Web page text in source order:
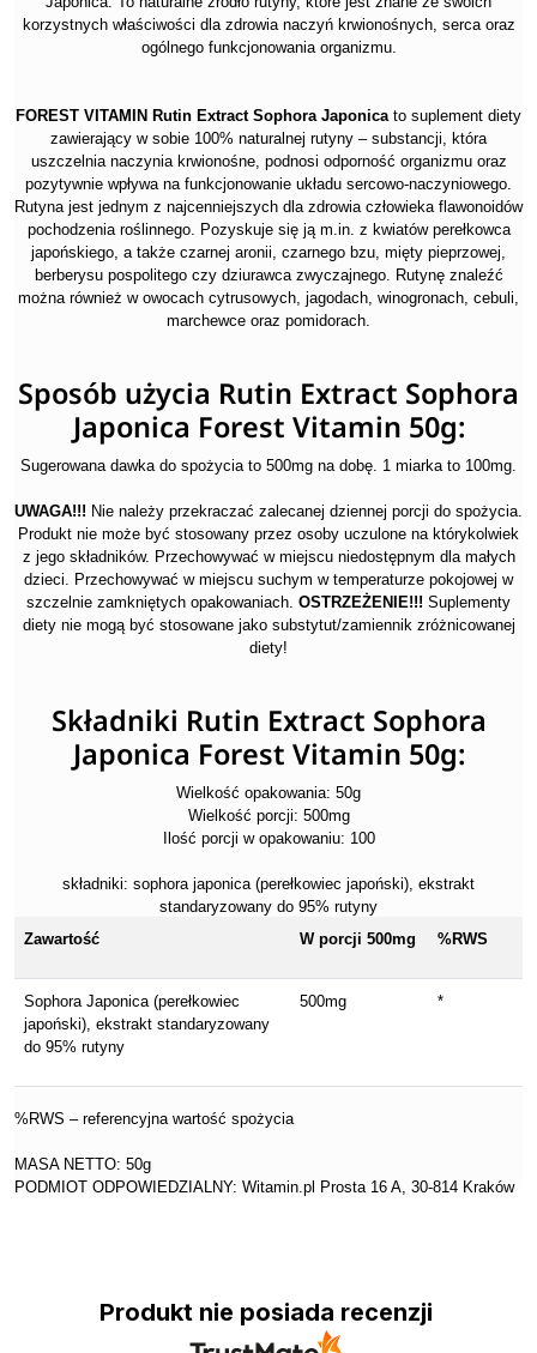
korzystnych właściwości dla zdrowia naczyń krwionośnych, serca oraz
ogólnego funkcjonowania organizmu.
FOREST VITAMIN Rutin Extract Sophora Japonica to suplement diety
zawierający w sobie 100% naturalnej rutyny – substancji, która
uszczelnia naczynia krwionośne, podnosi odporność organizmu oraz
pozytywnie wpływa na funkcjonowanie układu sercowo-naczyniowego.
Rutyna jest jednym z najcenniejszych dla zdrowia człowieka flawonoidów
pochodzenia roślinnego. Pozyskuje się ją m.in. z kwiatów perełkowca
japońskiego, a także czarnej aronii, czarnego bzu, mięty pieprzowej,
berberysu pospolitego czy dziurawca zwyczajnego. Rutynę znaleźć
można również w owocach cytrusowych, jagodach, winogronach, cebuli,
marchewce oraz pomidorach.
Sposób użycia Rutin Extract Sophora
Japonica Forest Vitamin 50g:
Sugerowana dawka do spożycia to 500mg na dobę. 1 miarka to 100mg.
UWAGA!!! Nie należy przekraczać zalecanej dziennej porcji do spożycia.
Produkt nie może być stosowany przez osoby uczulone na którykolwiek
z jego składników. Przechowywać w miejscu niedostępnym dla małych
dzieci. Przechowywać w miejscu suchym w temperaturze pokojowej w
szczelnie zamkniętych opakowaniach. OSTRZEŻENIE!!! Suplementy
diety nie mogą być stosowane jako substytut/zamiennik zróżnicowanej
diety!
Składniki Rutin Extract Sophora
Japonica Forest Vitamin 50g:
Wielkość opakowania: 50g
Wielkość porcji: 500mg
Ilość porcji w opakowaniu: 100
składniki: sophora japonica (perełkowiec japoński), ekstrakt
standaryzowany do 95% rutyny
Zawartość
W porcji 500mg %RWS
Sophora Japonica (perełkowiec
japoński), ekstrakt standaryzowany
do 95% rutyny
500mg *
%RWS – referencyjna wartość spożycia
MASA NETTO: 50g
PODMIOT ODPOWIEDZIALNY: Witamin.pl Prosta 16 A, 30-814 Kraków
Produkt nie posiada recenzji